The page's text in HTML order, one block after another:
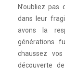
N’oubliez
dans leur
avons la
générations
chaussez
découverte